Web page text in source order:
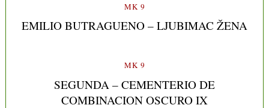
MK 9
EMILIO BUTRAGUENO – LJUBIMAC ŽENA
MK 9
SEGUNDA – CEMENTERIO DE
COMBINACION OSCURO IX